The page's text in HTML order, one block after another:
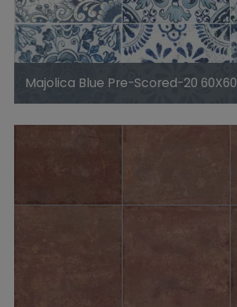
Majolica Blue Pre-Scored-20 60X60